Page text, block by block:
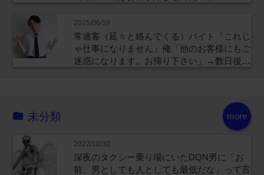
2025/06/19
常連客（延々と絡んでくる）バイト「これじ
ゃ仕事になりません」俺「他のお客様にもご
迷惑になります。お帰り下さい」→数日後…
more
未分類
2022/10/30
深夜のタクシー乗り場にいたDQN男に「お
前、男としても人としても最低だな」って言